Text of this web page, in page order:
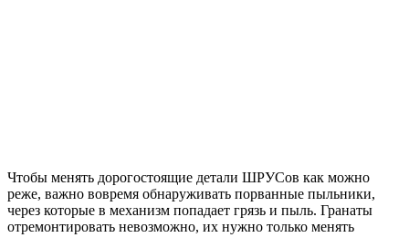
Чтобы менять дорогостоящие детали ШРУСов как можно
реже, важно вовремя обнаруживать порванные пыльники,
через которые в механизм попадает грязь и пыль. Гранаты
отремонтировать невозможно, их нужно только менять